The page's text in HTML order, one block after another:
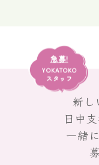
急募!
YOKATOKO
スタッフ
新し
日中
一緒